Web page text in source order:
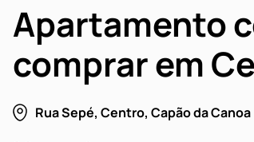
Apartamento
comprar em
Rua Sepé, Centro, Capão da Canoa